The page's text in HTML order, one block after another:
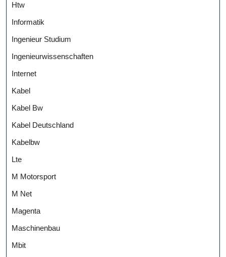
Htw
Informatik
Ingenieur Studium
Ingenieurwissenschaften
Internet
Kabel
Kabel Bw
Kabel Deutschland
Kabelbw
Lte
M Motorsport
M Net
Magenta
Maschinenbau
Mbit